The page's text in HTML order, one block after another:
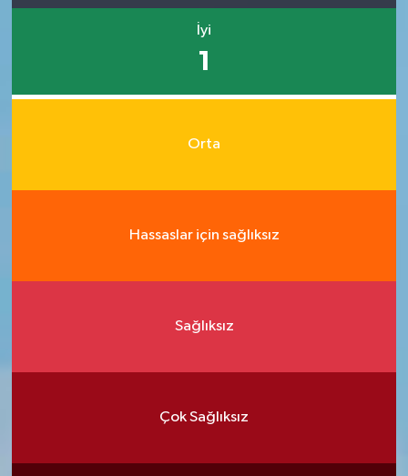
İyi
1
Orta
Hassaslar için sağlıksız
Sağlıksız
Çok Sağlıksız